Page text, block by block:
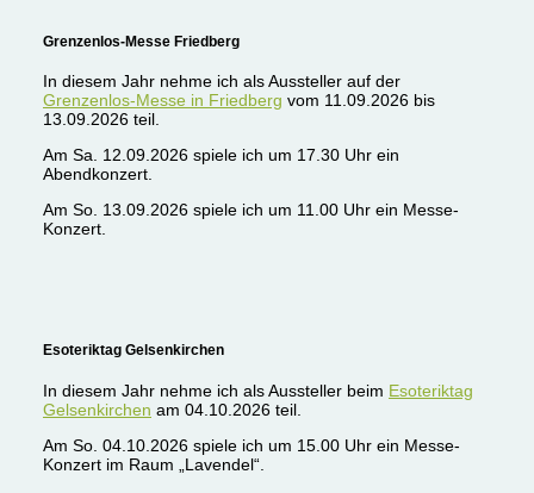
Grenzenlos-Messe Friedberg
In diesem Jahr nehme ich als Aussteller auf der
Grenzenlos-Messe in Friedberg vom 11.09.2026 bis
13.09.2026 teil.
Am Sa. 12.09.2026 spiele ich um 17.30 Uhr ein
Abendkonzert.
Am So. 13.09.2026 spiele ich um 11.00 Uhr ein Messe-
Konzert.
Esoteriktag Gelsenkirchen
In diesem Jahr nehme ich als Aussteller beim Esoteriktag
Gelsenkirchen am 04.10.2026 teil.
Am So. 04.10.2026 spiele ich um 15.00 Uhr ein Messe-
Konzert im Raum „Lavendel“.